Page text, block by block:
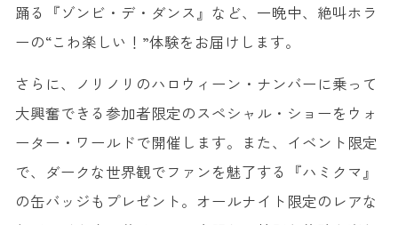
踊る『ゾンビ・デ・ダンス』など、一晩中、絶叫ホラ
ーの“こわ楽しい！”体験をお届けします。
さらに、ノリノリのハロウィーン・ナンバーに乗って
大興奮できる参加者限定のスペシャル・ショーをウォ
ーター・ワールドで開催します。また、イベント限定
で、ダークな世界観でファンを魅了する『ハミクマ』
の缶バッジもプレゼント。オールナイト限定のレアな